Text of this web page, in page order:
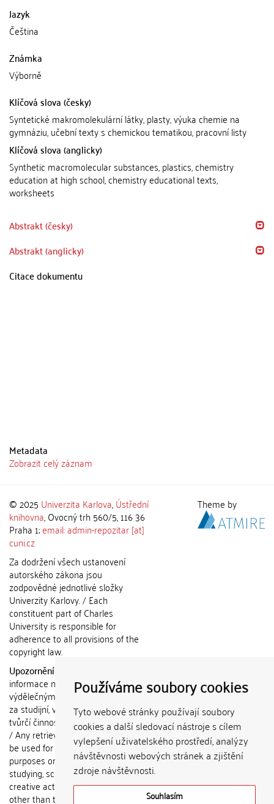
Používáme soubory cookies
Tyto webové stránky používají soubory
cookies a další sledovací nástroje s cílem
vylepšení uživatelského prostředí, analýzy
návštěvnosti webových stránek a zjištění
zdroje návštěvnosti.
Souhlasím
Jazyk
Čeština
Známka
Výborně
Klíčová slova (česky)
Syntetické makromolekulární látky, plasty, výuka chemie na
gymnáziu, učební texty s chemickou tematikou, pracovní listy
Klíčová slova (anglicky)
Synthetic macromolecular substances, plastics, chemistry
education at high school, chemistry educational texts,
worksheets
Abstrakt (česky)
Abstrakt (anglicky)
Citace dokumentu
Metadata
Zobrazit celý záznam
© 2025 Univerzita Karlova,Ústřední
knihovna, Ovocný trh 560/5, 116 36
Praha 1;email: admin-repozitar [at]
cuni.cz
Za dodržení všech ustanovení
autorského zákona jsou
zodpovědné jednotlivé složky
Univerzity Karlovy. / Each
constituent part of Charles
University is responsible for
adherence to all provisions of the
copyright law.
Upozornění / Notice:
informace nemohou být použity k
výdělečným účelům nebo vydávány
za studijní, vědeckou nebo jinou
tvůrčí činnost jiné osoby než autora.
/ Any retrieved information shall not
be used for any commercial
purposes or claimed as results of
studying, scientific or any other
creative activities of any person
other than the author.
Theme by